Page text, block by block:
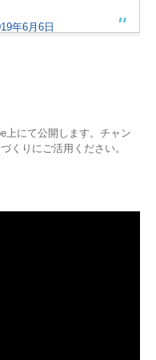
年6月6日
上にて公開します。チャン
くりにご活用ください。